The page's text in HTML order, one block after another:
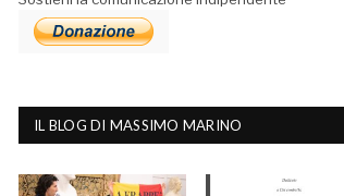
IL BLOG DI MASSIMO MARINO